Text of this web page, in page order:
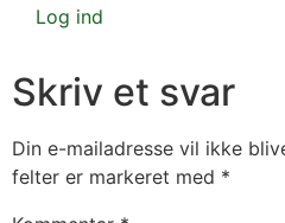
Log ind
Skriv et svar
Din e-mailadresse vil ikke
felter er markeret med *